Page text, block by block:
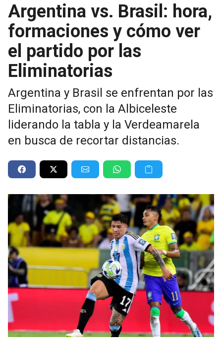
Argentina vs. Brasil: hora,
formaciones y cómo ver
el partido por las
Eliminatorias
Argentina y Brasil se enfrentan por las
Eliminatorias, con la Albiceleste
liderando la tabla y la Verdeamarela
en busca de recortar distancias.